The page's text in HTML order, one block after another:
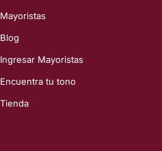
Mayoristas
Blog
Ingresar Mayoristas
Encuentra tu tono
Tienda